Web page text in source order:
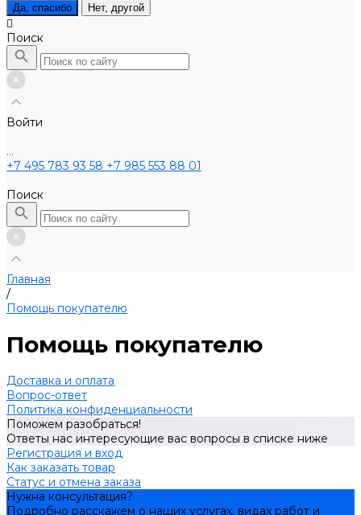
Да, спасибо Нет, другой
Поиск
Войти
...
+7 495 783 93 58 +7 985 553 88 01
Поиск
Главная
/
Помощь покупателю
Помощь покупателю
Доставка и оплата
Вопрос-ответ
Политика конфиденциальности
Поможем разобраться!
Ответы нас интересующие вас вопросы в списке ниже
Регистрация и вход
Как заказать товар
Статус и отмена заказа
Нужна консультация?
Подробно расскажем о наших услугах, видах работ и